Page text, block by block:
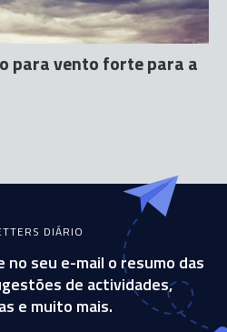
para vento forte para a
DIÁRIO
seu e-mail o resumo das
de actividades,
e muito mais.